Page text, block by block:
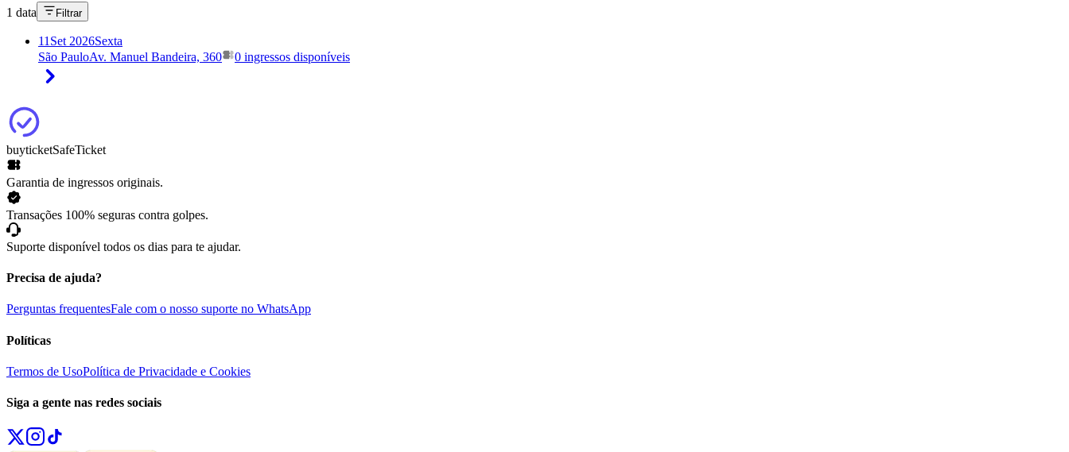
1 data Filtrar
11 Set 2026Sexta
São PauloAv. Manuel Bandeira, 360 0 ingressos disponíveis
buyticketSafeTicket
Garantia de ingressos originais.
Transações 100% seguras contra golpes.
Suporte disponível todos os dias para te ajudar.
Precisa de ajuda?
Perguntas frequentesFale com o nosso suporte no WhatsApp
Políticas
Termos de UsoPolítica de Privacidade e Cookies
Siga a gente nas redes sociais